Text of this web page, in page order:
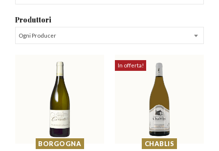
Produttori
Ogni Producer
BORGOGNA
In offerta!
CHABLIS